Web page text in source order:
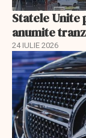
Statele
anumite
24 IULIE 2026